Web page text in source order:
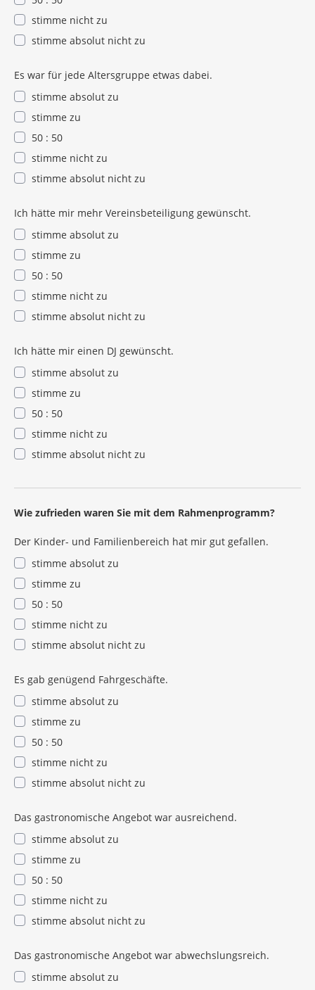
stimme nicht zu
stimme absolut nicht zu
Es war für jede Altersgruppe etwas dabei.
stimme absolut zu
stimme zu
50 : 50
stimme nicht zu
stimme absolut nicht zu
Ich hätte mir mehr Vereinsbeteiligung gewünscht.
stimme absolut zu
stimme zu
50 : 50
stimme nicht zu
stimme absolut nicht zu
Ich hätte mir einen DJ gewünscht.
stimme absolut zu
stimme zu
50 : 50
stimme nicht zu
stimme absolut nicht zu
Wie zufrieden waren Sie mit dem Rahmenprogramm?
Der Kinder- und Familienbereich hat mir gut gefallen.
stimme absolut zu
stimme zu
50 : 50
stimme nicht zu
stimme absolut nicht zu
Es gab genügend Fahrgeschäfte.
stimme absolut zu
stimme zu
50 : 50
stimme nicht zu
stimme absolut nicht zu
Das gastronomische Angebot war ausreichend.
stimme absolut zu
stimme zu
50 : 50
stimme nicht zu
stimme absolut nicht zu
Das gastronomische Angebot war abwechslungsreich.
stimme absolut zu